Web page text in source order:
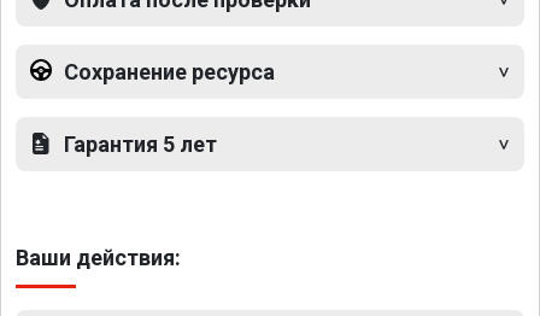
Сохранение ресурса
Гарантия 5 лет
Ваши действия: